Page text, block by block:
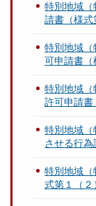
特別地域（
請書（様式
特別地域（
可申請書（
特別地域（
許可申請書
特別地域（
させる行為
特別地域（
式第１（２